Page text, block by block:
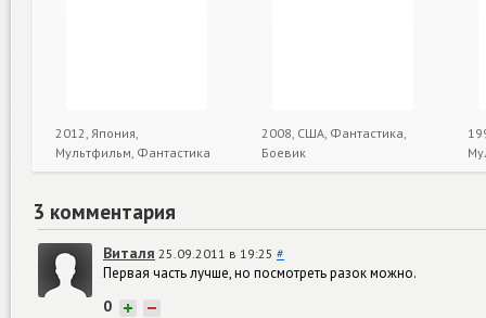
2012, Япония,
Мультфильм, Фантастика
2008, США, Фантастика,
Боевик
3 комментария
Виталя 25.09.2011 в 19:25 #
Первая часть лучше, но посмотреть разок можно.
0 + −